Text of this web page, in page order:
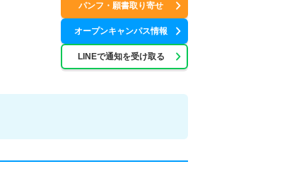
パンフ・願書取り寄せ
オープンキャンパス情報
LINEで通知を受け取る